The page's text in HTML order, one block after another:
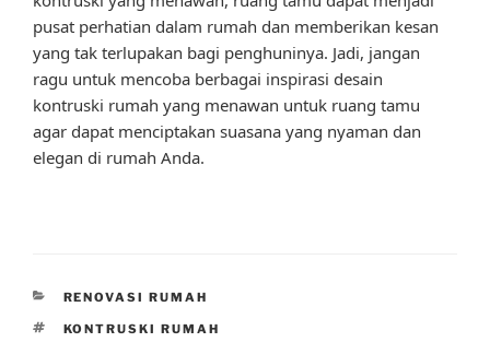
pusat perhatian dalam rumah dan memberikan kesan
yang tak terlupakan bagi penghuninya. Jadi, jangan
ragu untuk mencoba berbagai inspirasi desain
kontruski rumah yang menawan untuk ruang tamu
agar dapat menciptakan suasana yang nyaman dan
elegan di rumah Anda.
CATEGORIES
RENOVASI RUMAH
TAGS
KONTRUSKI RUMAH